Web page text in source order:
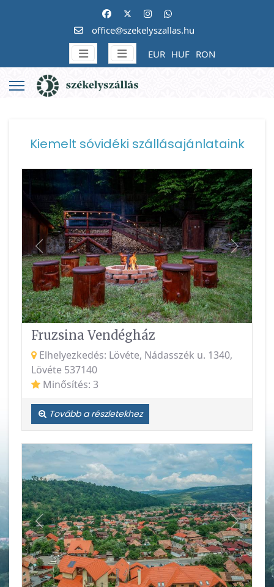
office@szekelyszallas.hu
EUR HUF RON
Kiemelt sóvidéki szállásajánlataink
Vissza
Fruzsina Vendégház
Elhelyezkedés: Lövéte, Nádasszék u. 1340,
Lövéte 537140
Minősítés: 3
Tovább a részletekhez
Vissza